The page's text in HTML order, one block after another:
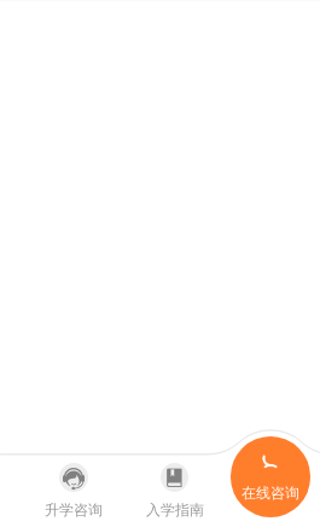
升学咨询 入学指南
在线咨询